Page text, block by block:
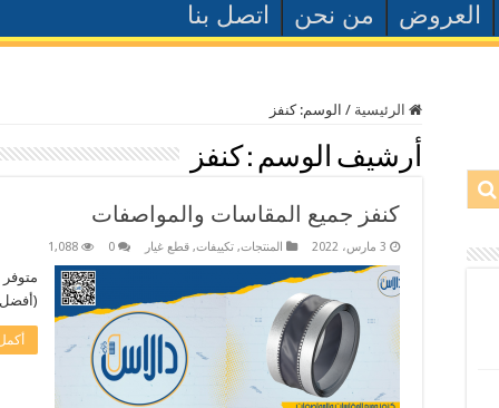
العروض من نحن اتصل بنا
الرئيسية / الوسم:كنفز
أرشيف الوسم : كنفز
كنفز جميع المقاسات والمواصفات
3 مارس، 2022 المنتجات, تكييفات, قطع غيار 0
1,088